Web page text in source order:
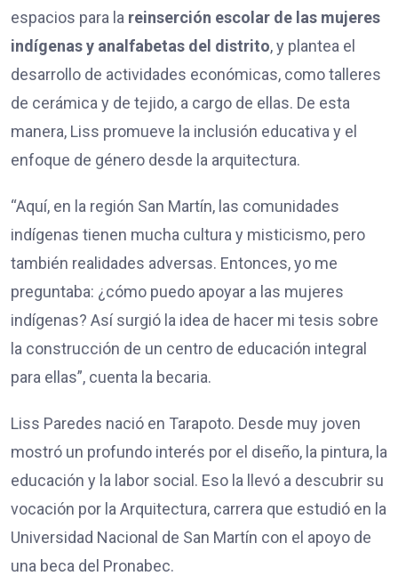
espacios para la reinserción escolar de las mujeres
indígenas y analfabetas del distrito, y plantea el
desarrollo de actividades económicas, como talleres
de cerámica y de tejido, a cargo de ellas. De esta
manera, Liss promueve la inclusión educativa y el
enfoque de género desde la arquitectura.
“Aquí, en la región San Martín, las comunidades
indígenas tienen mucha cultura y misticismo, pero
también realidades adversas. Entonces, yo me
preguntaba: ¿cómo puedo apoyar a las mujeres
indígenas? Así surgió la idea de hacer mi tesis sobre
la construcción de un centro de educación integral
para ellas”, cuenta la becaria.
Liss Paredes nació en Tarapoto. Desde muy joven
mostró un profundo interés por el diseño, la pintura, la
educación y la labor social. Eso la llevó a descubrir su
vocación por la Arquitectura, carrera que estudió en la
Universidad Nacional de San Martín con el apoyo de
una beca del Pronabec.